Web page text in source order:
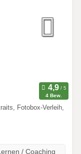
4 Bew.
Fotobox-Verleih,
/ Coaching